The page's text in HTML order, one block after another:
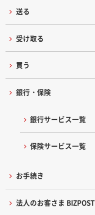
送る
受け取る
買う
銀行・保険
銀行サービス一覧
保険サービス一覧
お手続き
法人のお客さま BIZPOST